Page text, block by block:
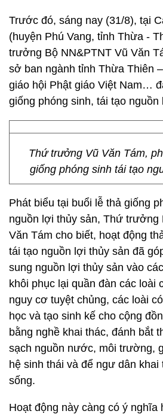
Trước đó, sáng nay (31/8), tại
(huyện Phú Vang, tỉnh Thừa -
trưởng Bộ NN&PTNT Vũ Văn
sở ban ngành tỉnh Thừa Thiên
giáo hội Phật giáo Việt Nam…
giống phóng sinh, tái tạo nguồn
Thứ trưởng Vũ Văn Tám,
giống phóng sinh tái tạo
Phát biểu tại buổi lễ thả giống
nguồn lợi thủy sản, Thứ trưởng
Văn Tám cho biết, hoạt động
tái tạo nguồn lợi thủy sản đã
sung nguồn lợi thủy sản vào
khôi phục lại quần đàn các loài
nguy cơ tuyệt chủng, các loài
học và tạo sinh kế cho cộng
bằng nghề khai thác, đánh bắt
sạch nguồn nước, môi trường,
hệ sinh thái và để ngư dân
sống.
Hoạt động này càng có ý nghĩa